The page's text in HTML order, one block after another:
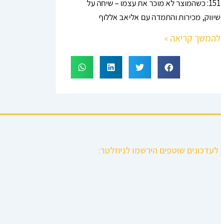
151: כשהמוצר לא מוכר את עצמו – שיחה על
שיווק, מכירות והתמדה עם אליאב אללוף
להמשך קריאה »
לעדכונים שוטפים הירשמו לניוזלטר: